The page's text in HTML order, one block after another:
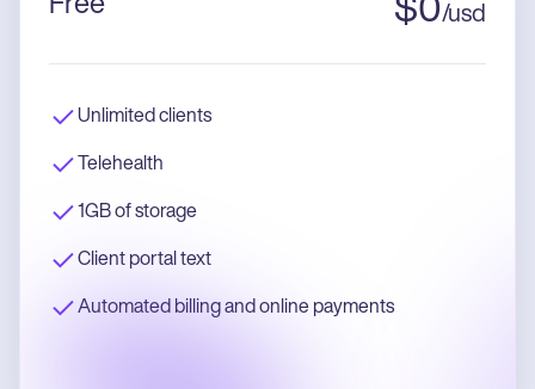
$0/usd
Unlimited clients
Telehealth
1GB of storage
Client portal text
Automated billing and online payments